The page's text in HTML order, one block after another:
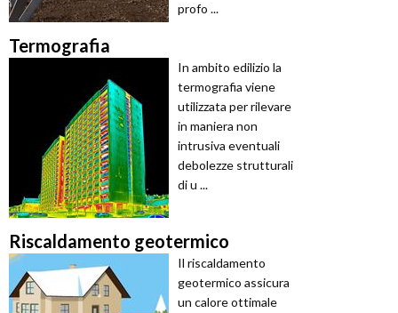
profo ...
Termografia
In ambito edilizio la
termografia viene
utilizzata per rilevare
in maniera non
intrusiva eventuali
debolezze strutturali
di u ...
Riscaldamento geotermico
Il riscaldamento
geotermico assicura
un calore ottimale